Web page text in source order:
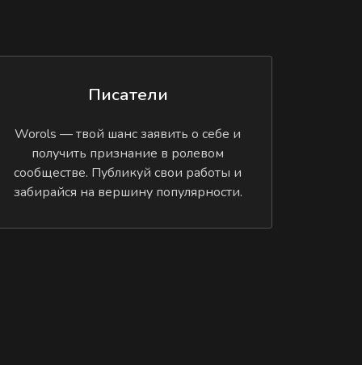
Писатели
Worols — твой шанс заявить о себе и
получить признание в ролевом
сообществе. Публикуй свои работы и
забирайся на вершину популярности.